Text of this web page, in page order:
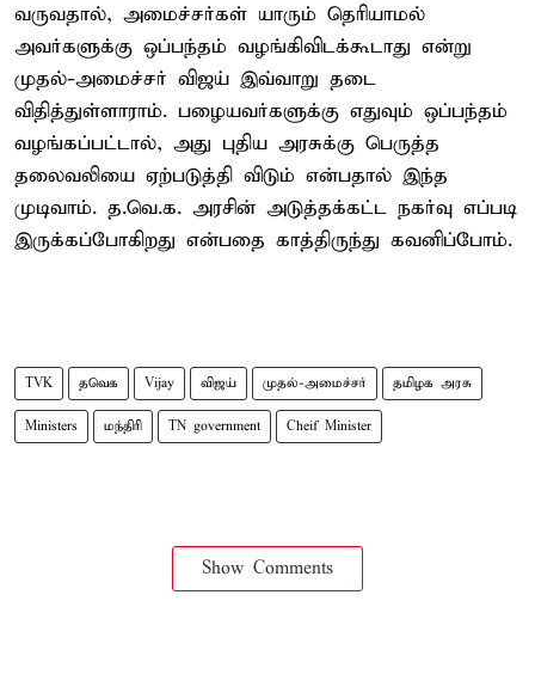
வருவதால், அமைச்சர்கள் யாரும் தெரியாமல்
அவர்களுக்கு ஒப்பந்தம் வழங்கிவிடக்கூடாது என்று
முதல்-அமைச்சர் விஜய் இவ்வாறு தடை
விதித்துள்ளாராம். பழையவர்களுக்கு எதுவும் ஒப்பந்தம்
வழங்கப்பட்டால், அது புதிய அரசுக்கு பெருத்த
தலைவலியை ஏற்படுத்தி விடும் என்பதால் இந்த
முடிவாம். த.வெ.க. அரசின் அடுத்தக்கட்ட நகர்வு எப்படி
இருக்கப்போகிறது என்பதை காத்திருந்து கவனிப்போம்.
TVK தவெக Vijay விஜய் முதல்-அமைச்சர் தமிழக அரசு
Ministers மந்திரி TN government Cheif Minister
Show Comments